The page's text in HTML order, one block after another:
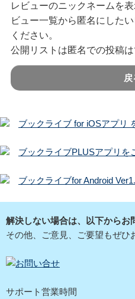
レビューのニックネームを
ビュー一覧から匿名にした
ください。
公開リストは匿名での投稿は
戻
ブックライブ for iOSアプリ
ブックライブPLUSアプリを
ブックライブfor Android
解決しない場合は、以下からお
その他、ご意見、ご要望もぜひ
サポート営業時間